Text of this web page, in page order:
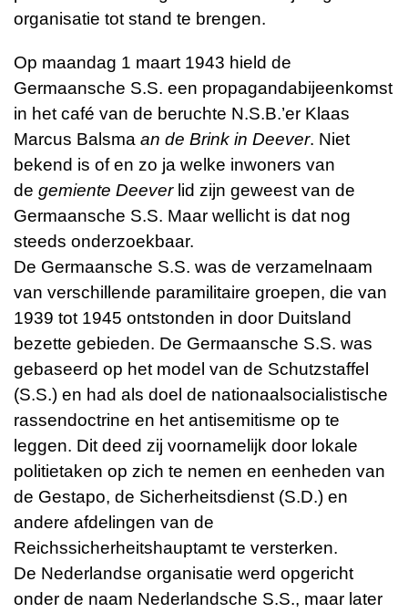
organisatie tot stand te brengen.
Op maandag 1 maart 1943 hield de
Germaansche S.S. een propagandabijeenkomst
in het café van de beruchte N.S.B.’er Klaas
Marcus Balsma an de Brink in Deever. Niet
bekend is of en zo ja welke inwoners van
de gemiente Deeverlid zijn geweest van de
Germaansche S.S. Maar wellicht is dat nog
steeds onderzoekbaar.
De Germaansche S.S. was de verzamelnaam
van verschillende paramilitaire groepen, die van
1939 tot 1945 ontstonden in door Duitsland
bezette gebieden. De Germaansche S.S. was
gebaseerd op het model van de Schutzstaffel
(S.S.) en had als doel de nationaalsocialistische
rassendoctrine en het antisemitisme op te
leggen. Dit deed zij voornamelijk door lokale
politietaken op zich te nemen en eenheden van
de Gestapo, de Sicherheitsdienst (S.D.) en
andere afdelingen van de
Reichssicherheitshauptamt te versterken.
De Nederlandse organisatie werd opgericht
onder de naam Nederlandsche S.S., maar later